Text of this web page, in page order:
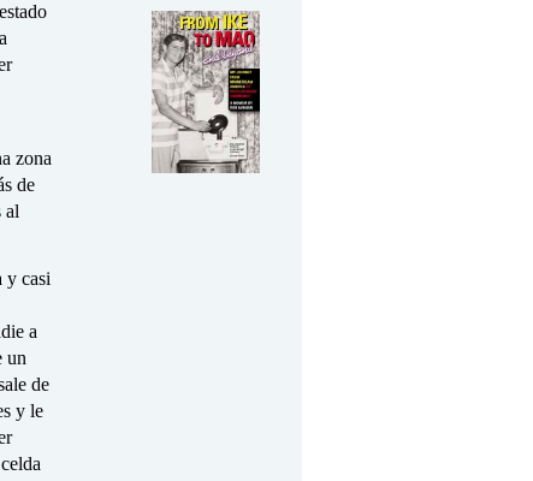
zona
de
al
y casi
a
un
de
y le